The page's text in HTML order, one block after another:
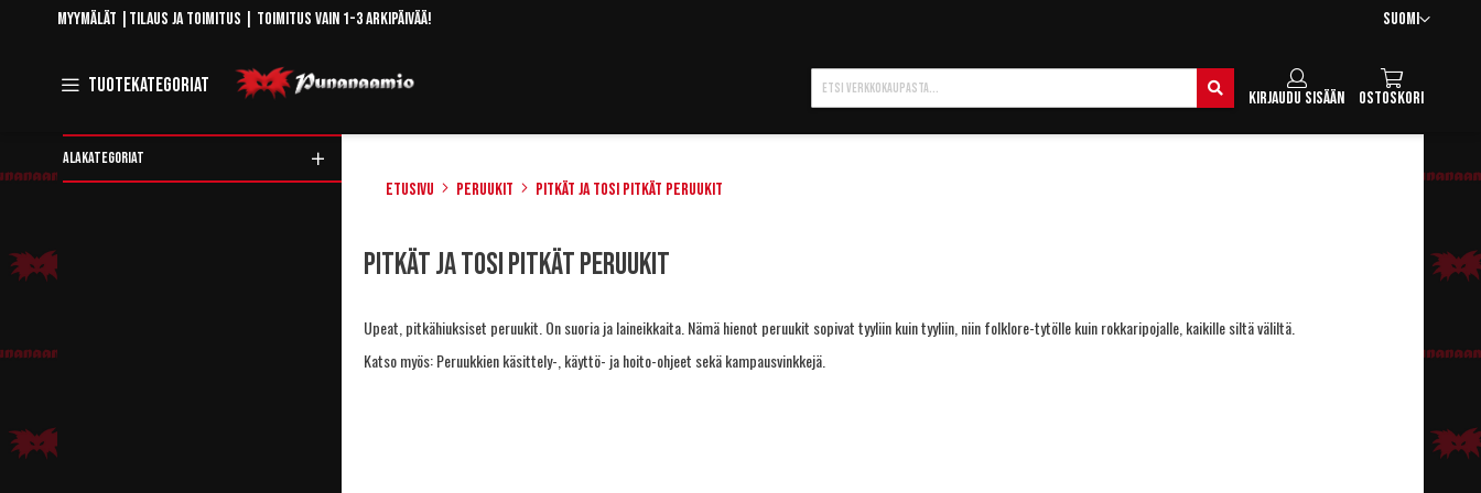
Skip
Kieli
Suomi
Myymälät Tilaus ja toimitus | Toimitus vain 1-3 arkipäivää!
Tuotekategoriat Toggle
Navigation
Ostoskori
Kirjaudu sisään
Hae
ALAKATEGORIAT
Etusivu Peruukit Pitkät ja tosi pitkät peruukit
Pitkät ja tosi pitkät peruukit
Upeat, pitkähiuksiset peruukit. On suoria ja laineikkaita. Nämä hienot peruukit sopivat tyyliin kuin tyyliin, niin folklore-tytölle kuin rokkaripojalle, kaikille siltä väliltä.
Katso myös:Peruukkien käsittely-, käyttö- ja hoito-ohjeet sekä kampausvinkkejä